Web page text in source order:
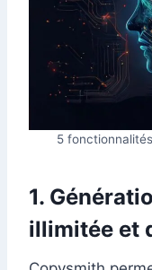
5
1.
illimitée et